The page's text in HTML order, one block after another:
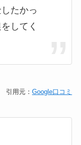
たかっ
してく
引用元：Google口コミ